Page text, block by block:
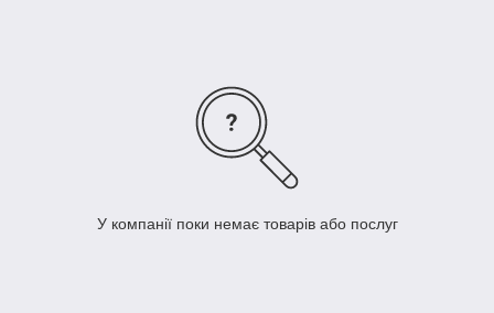
У компанії поки немає товарів або послуг